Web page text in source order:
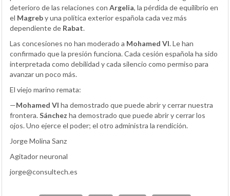
deterioro de las relaciones con Argelia, la pérdida de equilibrio en
el Magreby una política exterior española cada vez más
dependiente de Rabat.
Las concesiones no han moderado a Mohamed VI. Le han
confirmado que la presión funciona. Cada cesión española ha sido
interpretada como debilidad y cada silencio como permiso para
avanzar un poco más.
El viejo marino remata:
—Mohamed VI ha demostrado que puede abrir y cerrar nuestra
frontera.Sánchez ha demostrado que puede abrir y cerrar los
ojos. Uno ejerce el poder; el otro administra la rendición.
Jorge Molina Sanz
Agitador neuronal
jorge@consultech.es